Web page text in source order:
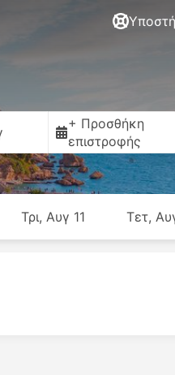
+ Προσθήκη
επιστροφής
Τρι, Αυγ 11 Τετ,